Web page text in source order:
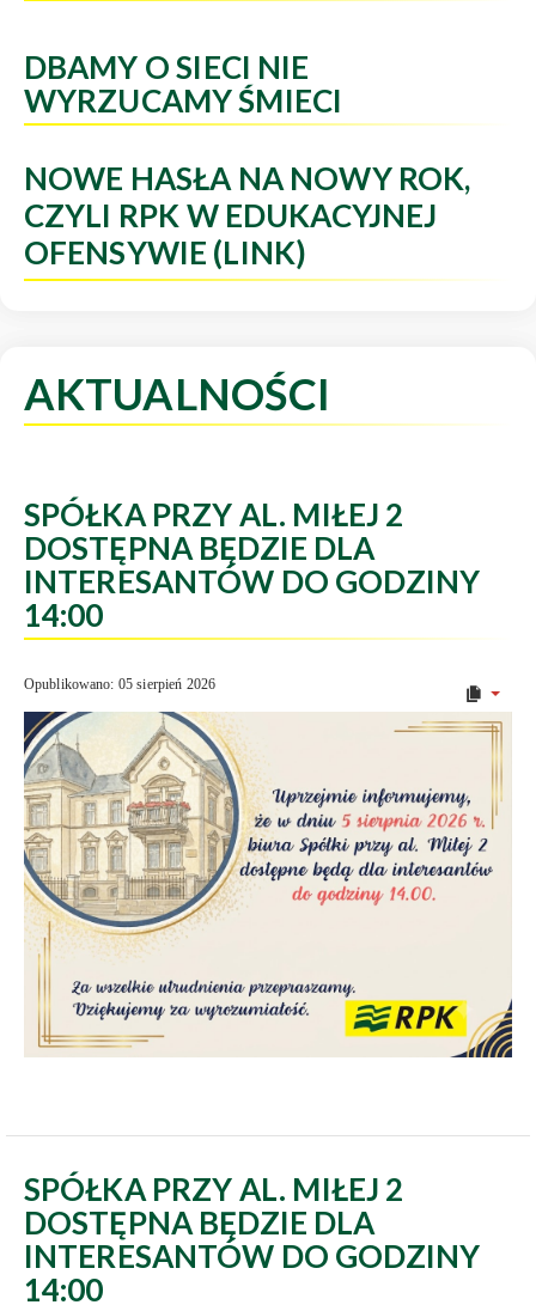
DBAMY O SIECI NIE
WYRZUCAMY ŚMIECI
NOWE HASŁA NA NOWY ROK,
CZYLI RPK W EDUKACYJNEJ
OFENSYWIE (LINK)
AKTUALNOŚCI
SPÓŁKA PRZY AL. MIŁEJ 2
DOSTĘPNA BĘDZIE DLA
INTERESANTÓW DO GODZINY
14:00
Opublikowano: 05 sierpień 2026
SPÓŁKA PRZY AL. MIŁEJ 2
DOSTĘPNA BĘDZIE DLA
INTERESANTÓW DO GODZINY
14:00